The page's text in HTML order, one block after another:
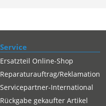
Service
Ersatzteil Online-Shop
Reparaturauftrag/Reklamation
Servicepartner-International
Rückgabe gekaufter Artikel